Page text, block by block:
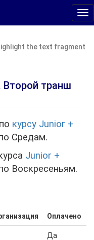
the text fragment
Второй транш
курсу Junior +
Средам.
Junior +
Воскресеньям.
Оплачено
Да